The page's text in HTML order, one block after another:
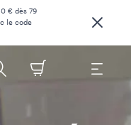
€ dès 79
le code